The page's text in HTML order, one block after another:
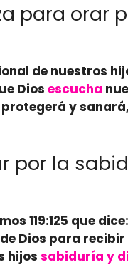
para orar
de nuestros
Dios escucha
y
por la
119:125 que
Dios para
hijos sabiduría y